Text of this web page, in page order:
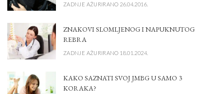
ZADNJE AŽURIRANO 26.04.2016.
ZNAKOVI SLOMLJENOG I NAPUKNUTOG
REBRA
ZADNJE AŽURIRANO 18.01.2024.
KAKO SAZNATI SVOJ JMBG U SAMO 3
KORAKA?